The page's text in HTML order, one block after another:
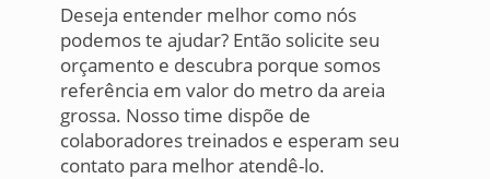
Deseja entender melhor como nós
podemos te ajudar? Então solicite seu
orçamento e descubra porque somos
referência em valor do metro da areia
grossa. Nosso time dispõe de
colaboradores treinados e esperam seu
contato para melhor atendê-lo.